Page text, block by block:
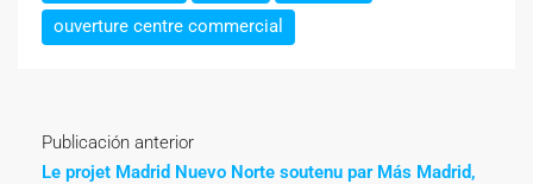
ouverture centre commercial
Publicación anterior
Le projet Madrid Nuevo Norte soutenu par Más Madrid,